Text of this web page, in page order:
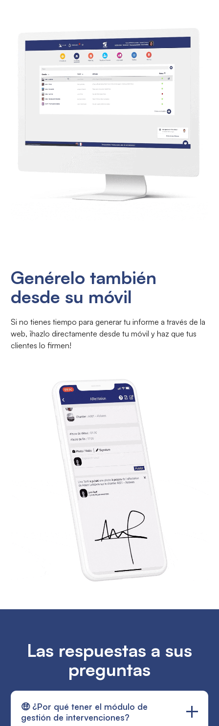
Genérelo también
desde su móvil
Si no tienes tiempo para generar tu informe a través de la
web, ¡hazlo directamente desde tu móvil y haz que tus
clientes lo firmen!
Las respuestas a sus
preguntas
🤑 ¿Por qué tener el módulo de
gestión de intervenciones?